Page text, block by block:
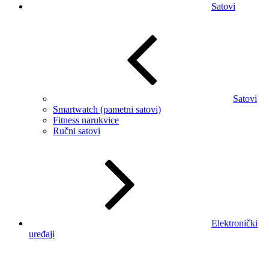
Satovi
Satovi
Smartwatch (pametni satovi)
Fitness narukvice
Ručni satovi
Elektronički
uređaji